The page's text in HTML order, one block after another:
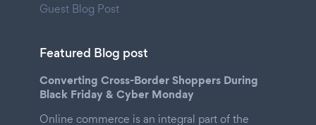
Guest Blog Post
Featured Blog post
Converting Cross-Border Shoppers During
Black Friday & Cyber Monday
Online commerce is an integral part of the